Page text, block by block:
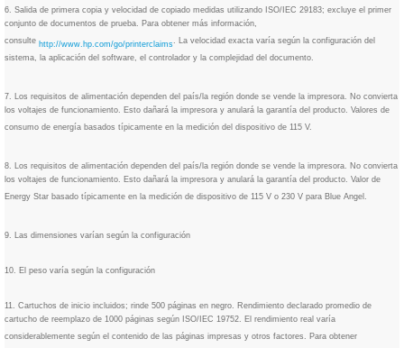
6. Salida de primera copia y velocidad de copiado medidas utilizando ISO/IEC 29183; excluye el primer
conjunto de documentos de prueba. Para obtener más información,
consulte http://www.hp.com/go/printerclaims. La velocidad exacta varía según la configuración del
sistema, la aplicación del software, el controlador y la complejidad del documento.
7. Los requisitos de alimentación dependen del país/la región donde se vende la impresora. No convierta
los voltajes de funcionamiento. Esto dañará la impresora y anulará la garantía del producto. Valores de
consumo de energía basados típicamente en la medición del dispositivo de 115 V.
8. Los requisitos de alimentación dependen del país/la región donde se vende la impresora. No convierta
los voltajes de funcionamiento. Esto dañará la impresora y anulará la garantía del producto. Valor de
Energy Star basado típicamente en la medición de dispositivo de 115 V o 230 V para Blue Angel.
9. Las dimensiones varían según la configuración
10. El peso varía según la configuración
11. Cartuchos de inicio incluidos; rinde 500 páginas en negro. Rendimiento declarado promedio de
cartucho de reemplazo de 1000 páginas según ISO/IEC 19752. El rendimiento real varía
considerablemente según el contenido de las páginas impresas y otros factores. Para obtener